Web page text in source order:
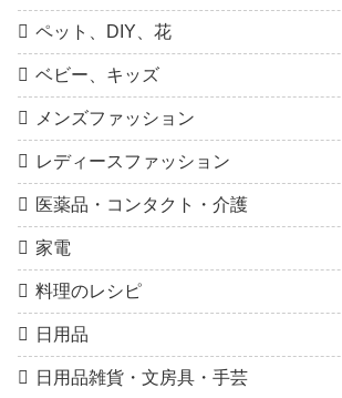
ペット、DIY、花
ベビー、キッズ
メンズファッション
レディースファッション
医薬品・コンタクト・介護
家電
料理のレシピ
日用品
日用品雑貨・文房具・手芸